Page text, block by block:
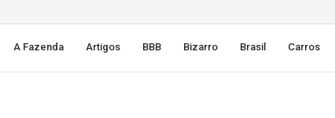
A Fazenda Artigos BBB Bizarro Brasil Carros